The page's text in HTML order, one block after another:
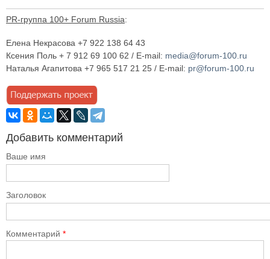
PR-группа 100+ Forum Russia:
Елена Некрасова +7 922 138 64 43
Ксения Поль + 7 912 69 100 62 / E-mail: media@forum-100.ru
Наталья Агапитова +7 965 517 21 25 / E-mail: pr@forum-100.ru
Добавить комментарий
Ваше имя
Заголовок
Комментарий *